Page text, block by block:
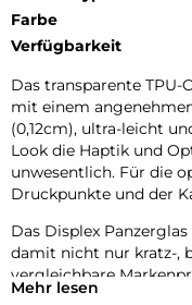
Farbe
Verfügbarkeit
Das transparente TPU-
mit einem
(0,12cm), ultra-leicht
Look die Haptik und
unwesentlich. Für die
Druckpunkte und der
Das Displex
damit nicht nur kratz-,
vergleichbare
hochwertiges
Mehr lesen